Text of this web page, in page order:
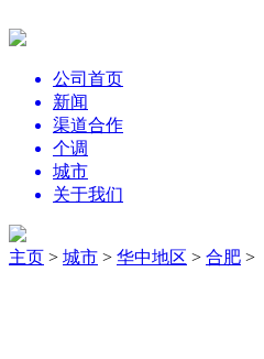
公司首页
新闻
渠道合作
个调
城市
关于我们
主页 > 城市 > 华中地区 > 合肥 >